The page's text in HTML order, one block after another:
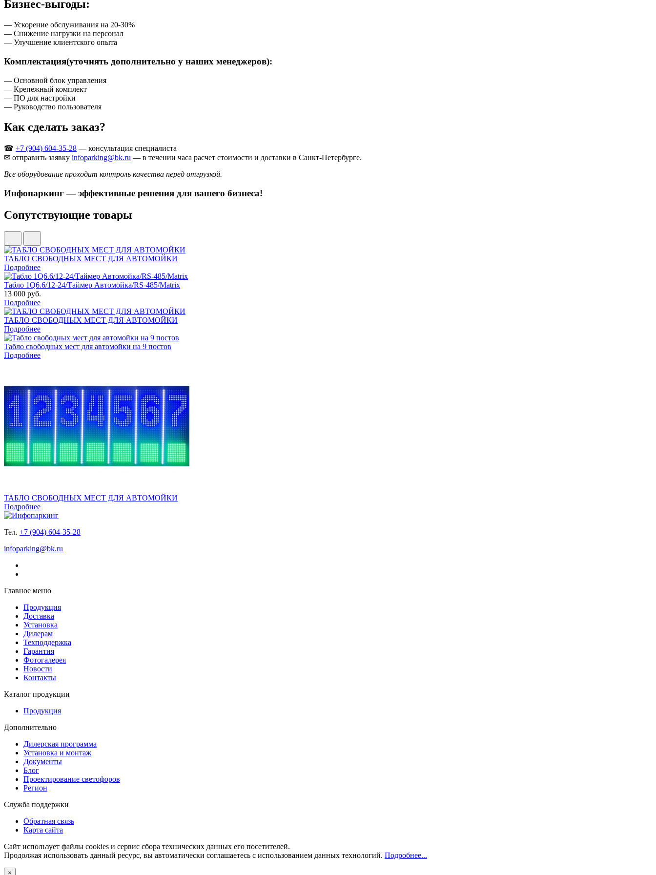
Бизнес-выгоды:
— Ускорение обслуживания на 20-30%
— Снижение нагрузки на персонал
— Улучшение клиентского опыта
Комплектация(уточнять дополнительно у наших менеджеров):
— Основной блок управления
— Крепежный комплект
— ПО для настройки
— Руководство пользователя
Как сделать заказ?
☎ +7 (904) 604-35-28 — консультация специалиста
✉ отправить заявку infoparking@bk.ru — в течении часа расчет стоимости и доставки в Санкт-Петербурге.
Все оборудование проходит контроль качества перед отгрузкой.
Инфопаркинг — эффективные решения для вашего бизнеса!
Сопутствующие товары
ТАБЛО СВОБОДНЫХ МЕСТ ДЛЯ АВТОМОЙКИ
Подробнее
Табло 1Q6.6/12-24/Таймер Автомойка/RS-485/Matrix
13 000 руб.
Подробнее
ТАБЛО СВОБОДНЫХ МЕСТ ДЛЯ АВТОМОЙКИ
Подробнее
Табло свободных мест для автомойки на 9 постов
Подробнее
ТАБЛО СВОБОДНЫХ МЕСТ ДЛЯ АВТОМОЙКИ
Подробнее
Тел. +7 (904) 604-35-28
infoparking@bk.ru
Главное меню
Продукция
Доставка
Установка
Дилерам
Техподдержка
Гарантия
Фотогалерея
Новости
Контакты
Каталог продукции
Продукция
Дополнительно
Дилерская программа
Установка и монтаж
Документы
Блог
Проектирование светофоров
Регион
Служба поддержки
Обратная связь
Карта сайта
Сайт использует файлы cookies и сервис сбора технических данных его посетителей.
Продолжая использовать данный ресурс, вы автоматически соглашаетесь с использованием данных технологий. Подробнее...
×